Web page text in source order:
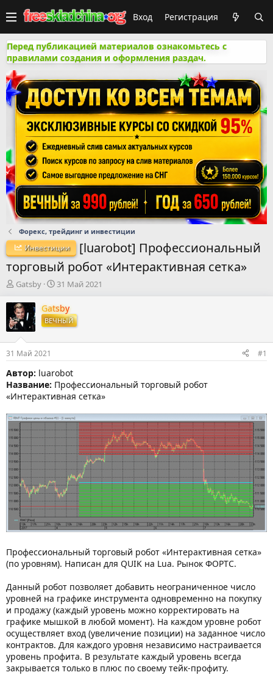
Вход Регистрация
Перед публикацией материалов ознакомьтесь с
правилами создания и оформления раздач.
Форекс, трейдинг и инвестиции
Инвестиции
[luarobot] Профессиональный
торговый робот «Интерактивная сетка»
А
т
о
р
т
е
м
ы
Gatsby
Д
т
а
н
а
л
а
31 Май 2021
Gatsby
ВЕЧНЫЙ
31 Май 2021 #1
Автор: luarobot
Название: Профессиональный торговый робот
«Интерактивная сетка»
Профессиональный торговый робот «Интерактивная сетка»
(по уровням). Написан для QUIK на Lua. Рынок ФОРТС.
Данный робот позволяет добавить неограниченное число
уровней на графике инструмента одновременно на покупку
и продажу (каждый уровень можно корректировать на
графике мышкой в любой момент). На каждом уровне робот
осуществляет вход (увеличение позиции) на заданное число
контрактов. Для каждого уровня независимо настраивается
уровень профита. В результате каждый уровень всегда
закрывается только в плюс по своему тейк-профиту.